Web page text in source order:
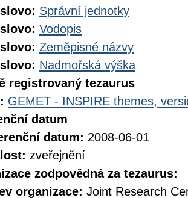
Správní jednotky
Vodopis
Zeměpisné názvy
Nadmořská výška
registrovaný tezaurus
GEMET - INSPIRE themes,
datum
datum: 2008-06-01
zveřejnění
zodpovědná za tezaurus:
organizace: Joint Research